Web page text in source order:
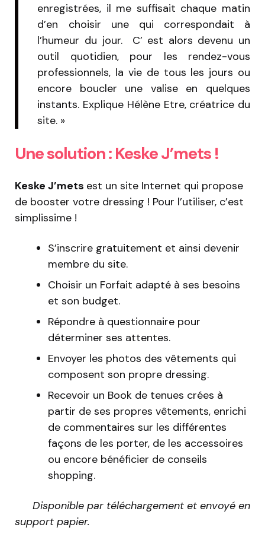
enregistrées, il me suffisait chaque matin
d’en choisir une qui correspondait à
l’humeur du jour. C’ est alors devenu un
outil quotidien, pour les rendez-vous
professionnels, la vie de tous les jours ou
encore boucler une valise en quelques
instants. Explique Hélène Etre, créatrice du
site. »
Une solution : Keske J’mets !
Keske J’mets est un site Internet qui propose
de booster votre dressing ! Pour l’utiliser, c’est
simplissime !
S’inscrire gratuitement et ainsi devenir
membre du site.
Choisir un Forfait adapté à ses besoins
et son budget.
Répondre à questionnaire pour
déterminer ses attentes.
Envoyer les photos des vêtements qui
composent son propre dressing.
Recevoir un Book de tenues crées à
partir de ses propres vêtements, enrichi
de commentaires sur les différentes
façons de les porter, de les accessoires
ou encore bénéficier de conseils
shopping.
Disponible par téléchargement et envoyé en
support papier.